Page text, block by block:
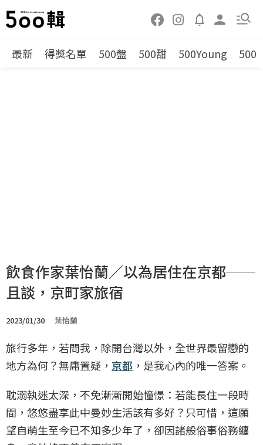
最新 得獎名單 500盤 500甜 500Young 500
飲食作家葉怡蘭／以為居住在京都──
且談，京町家旅宿
2023/01/30 葉怡蘭
旅行多年，若問我，除開台灣以外，全世界最留戀的
地方為何？無庸置疑， 京都 ，是我心內的唯一答案。
耽溺執迷太深，不免漸漸開始憧憬：若能長住一段時
間，悠悠盡享此中曼妙生活該有多好？只可惜，這願
望自萌生至今已不知多少年了，卻因諸般俗事俗務纏